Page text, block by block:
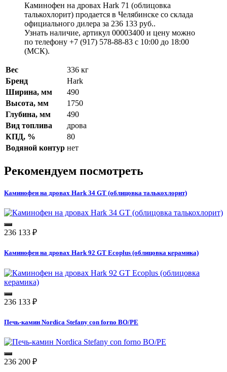
Каминофен на дровах Hark 71 (облицовка
талькохлорит) продается в Челябинске со склада
официального дилера за 236 133 руб..
Узнать наличие, артикул 00003400 и цену можно
по телефону +7 (917) 578-88-83 с 10:00 до 18:00
(МСК).
Вес
336 кг
Бренд
Hark
Ширина, мм
490
Высота, мм
1750
Глубина, мм
490
Вид топлива
дрова
КПД, %
80
Водяной контур нет
Рекомендуем посмотреть
Каминофен на дровах Hark 34 GT (облицовка талькохлорит)
236 133 ₽
Каминофен на дровах Hark 92 GT Ecoplus (облицовка керамика)
236 133 ₽
Печь-камин Nordica Stefany con forno BO/PE
236 200 ₽